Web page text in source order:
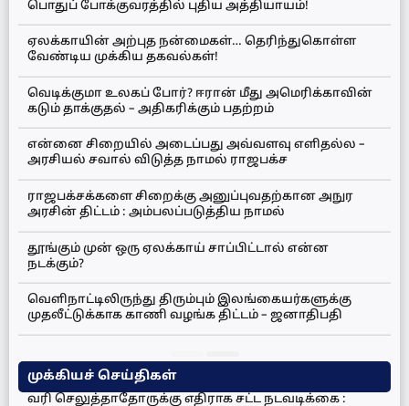
பொதுப் போக்குவரத்தில் புதிய அத்தியாயம்!
ஏலக்காயின் அற்புத நன்மைகள்… தெரிந்துகொள்ள
வேண்டிய முக்கிய தகவல்கள்!
வெடிக்குமா உலகப் போர்? ஈரான் மீது அமெரிக்காவின்
கடும் தாக்குதல் – அதிகரிக்கும் பதற்றம்
என்னை சிறையில் அடைப்பது அவ்வளவு எளிதல்ல –
அரசியல் சவால் விடுத்த நாமல் ராஜபக்ச
ராஜபக்சக்களை சிறைக்கு அனுப்புவதற்கான அநுர
அரசின் திட்டம் : அம்பலப்படுத்திய நாமல்
தூங்கும் முன் ஒரு ஏலக்காய் சாப்பிட்டால் என்ன
நடக்கும்?
வெளிநாட்டிலிருந்து திரும்பும் இலங்கையர்களுக்கு
முதலீட்டுக்காக காணி வழங்க திட்டம் – ஜனாதிபதி
முக்கியச் செய்திகள்
வரி செலுத்தாதோருக்கு எதிராக சட்ட நடவடிக்கை :